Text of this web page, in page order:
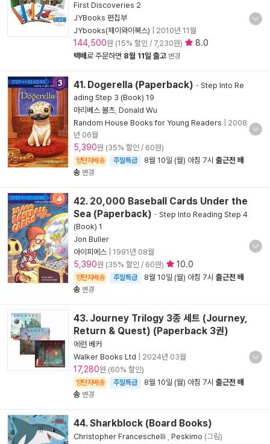
First Discoveries 2
JYBooks 편집부
JYbooks(제이와이북스)
2010년 11월
144,500원 (15% 할인 / 7,230원) 8.0
택배로 주문하면 8월 11일 출고 변경
41. Dogerella (Paperback) - Step Into Re
ading Step 3 (Book) 19
마리베스 볼츠 Donald Wu
Random House Books for Young Readers
2008
년 06월
5,390원 (35% 할인 / 60원)
양탄자배송 주말특급 8월 10일 (월) 아침 7시 출근전 배
송 변경
42. 20,000 Baseball Cards Under the
Sea (Paperback) - Step Into Reading Step 4
(Book) 1
Jon Buller
아이피에스
1991년 08월
5,390원 (35% 할인 / 60원) 10.0
양탄자배송 주말특급 8월 10일 (월) 아침 7시 출근전 배
송 변경
43. Journey Trilogy 3종 세트 (Journey,
Return & Quest) (Paperback 3권)
에런 베커
Walker Books Ltd
2024년 03월
17,280원 (60% 할인)
양탄자배송 주말특급 8월 10일 (월) 아침 7시 출근전 배
송 변경
44. Sharkblock (Board Books)
Christopher Franceschelli Peskimo (그림)